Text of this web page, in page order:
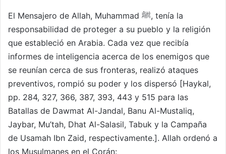
El Mensajero de Allah, Muhammad ﷺ, tenía la
responsabilidad de proteger a su pueblo y la religión
que estableció en Arabia. Cada vez que recibía
informes de inteligencia acerca de los enemigos que
se reunían cerca de sus fronteras, realizó ataques
preventivos, rompió su poder y los dispersó [Haykal,
pp. 284, 327, 366, 387, 393, 443 y 515 para las
Batallas de Dawmat Al-Jandal, Banu Al-Mustaliq,
Jaybar, Mu’tah, Dhat Al-Salasil, Tabuk y la Campaña
de Usamah Ibn Zaid, respectivamente.]. Allah ordenó a
los Musulmanes en el Corán: